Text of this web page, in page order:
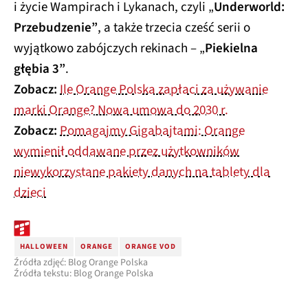
i życie Wampirach i Lykanach, czyli „Underworld:
Przebudzenie”, a także trzecia cześć serii o
wyjątkowo zabójczych rekinach – „Piekielna
głębia 3”.
Zobacz:Ile Orange Polska zapłaci za używanie
marki Orange? Nowa umowa do 2030 r.
Zobacz:Pomagajmy Gigabajtami: Orange
wymienił oddawane przez użytkowników
niewykorzystane pakiety danych na tablety dla
dzieci
HALLOWEEN ORANGE ORANGE VOD
Źródła zdjęć: Blog Orange Polska
Źródła tekstu: Blog Orange Polska